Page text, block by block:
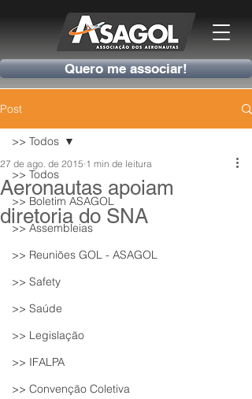
Quero me associar!
Post
>> Todos
>> Boletim ASAGOL
>> Assembleias
>> Reuniões GOL - ASAGOL
>> Safety
>> Saúde
>> Legislação
>> IFALPA
>> Convenção Coletiva
>> Todos
Aeronautas apoiam
diretoria do SNA
27 de ago. de 2015 1 min de leitura